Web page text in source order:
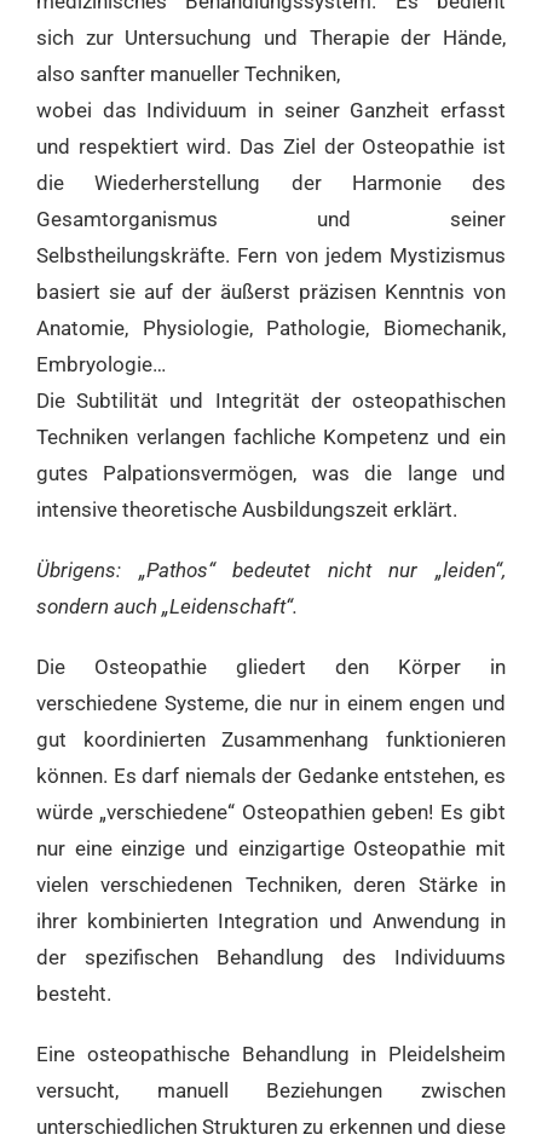
sich zur Untersuchung und Therapie der Hände,
also sanfter manueller Techniken,
wobei das Individuum in seiner Ganzheit erfasst
und respektiert wird. Das Ziel der Osteopathie ist
die Wiederherstellung der Harmonie des
Gesamtorganismus und seiner
Selbstheilungskräfte. Fern von jedem Mystizismus
basiert sie auf der äußerst präzisen Kenntnis von
Anatomie, Physiologie, Pathologie, Biomechanik,
Embryologie…
Die Subtilität und Integrität der osteopathischen
Techniken verlangen fachliche Kompetenz und ein
gutes Palpationsvermögen, was die lange und
intensive theoretische Ausbildungszeit erklärt.
Übrigens: „Pathos“ bedeutet nicht nur „leiden“,
sondern auch „Leidenschaft“.
Die Osteopathie gliedert den Körper in
verschiedene Systeme, die nur in einem engen und
gut koordinierten Zusammenhang funktionieren
können. Es darf niemals der Gedanke entstehen, es
würde „verschiedene“ Osteopathien geben! Es gibt
nur eine einzige und einzigartige Osteopathie mit
vielen verschiedenen Techniken, deren Stärke in
ihrer kombinierten Integration und Anwendung in
der spezifischen Behandlung des Individuums
besteht.
Eine osteopathische Behandlung in Pleidelsheim
versucht, manuell Beziehungen zwischen
unterschiedlichen Strukturen zu erkennen und diese